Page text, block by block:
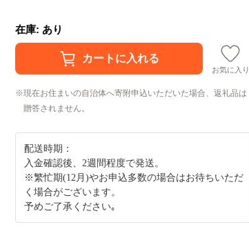
在庫: あり
お気に入り
現在お住まいの自治体へ寄附申込いただいた場合、返礼品は
贈答されません。
配送時期：
入金確認後、2週間程度で発送。
※繁忙期(12月)やお申込多数の場合はお待ちいただ
く場合がございます。
予めご了承ください｡